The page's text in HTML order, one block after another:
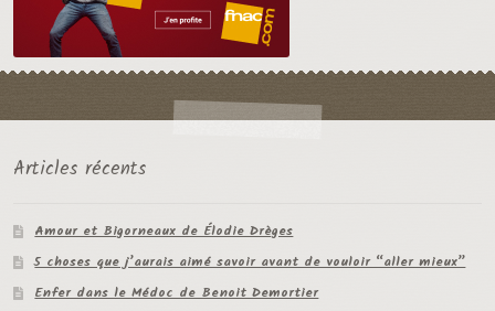
Articles récents
Amour et Bigorneaux de Élodie Drèges
5 choses que j’aurais aimé savoir avant de vouloir “aller mieux”
Enfer dans le Médoc de Benoit Demortier